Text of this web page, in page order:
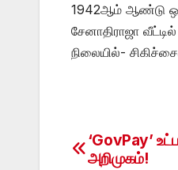
1942ஆம் ஆண்டு
சேனாதிராஜா
நிலையில்-
Post
‘GovPay’
அறிமுகம்!